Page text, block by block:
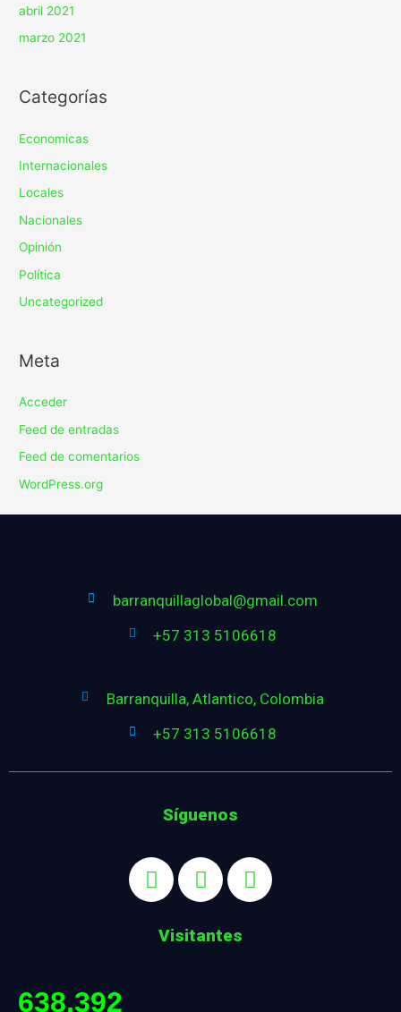
abril 2021
marzo 2021
Categorías
Economicas
Internacionales
Locales
Nacionales
Opinión
Política
Uncategorized
Meta
Acceder
Feed de entradas
Feed de comentarios
WordPress.org
barranquillaglobal@gmail.com
+57 313 5106618
Barranquilla, Atlantico, Colombia
+57 313 5106618
Síguenos
Visitantes
638,392